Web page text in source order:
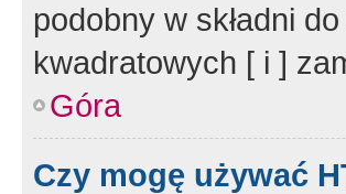
podobny w składni
kwadratowych [ i ]
Góra
Czy mogę używać